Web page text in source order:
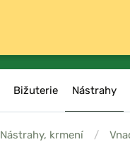
Bižuterie Nástrahy
Nástrahy, krmení /